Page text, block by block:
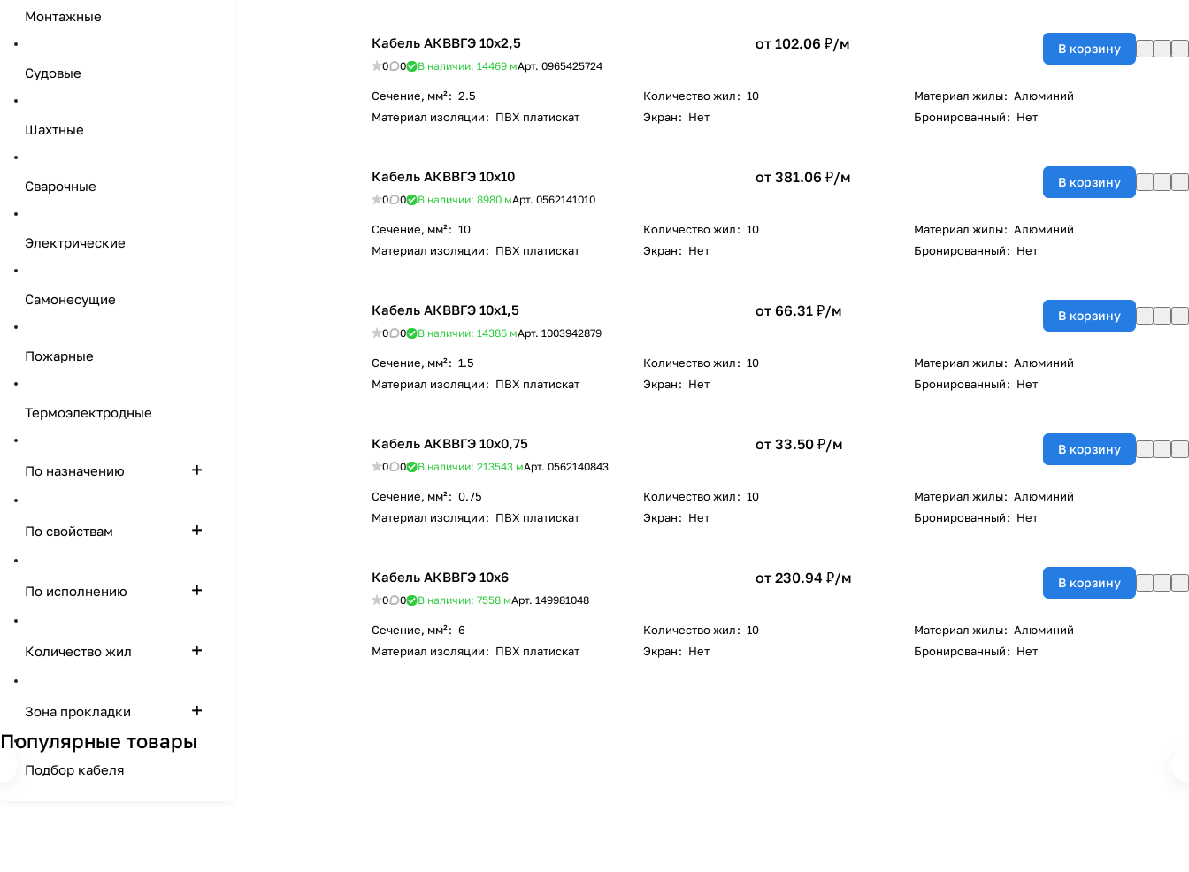
Кабель АКВВГЭ 10х2,5
0 0 В наличии: 14469 мАрт. 0965425724
от 102.06 ₽/м В корзину
Сечение, мм²: 2.5 Количество жил: 10 Материал жилы: Алюминий
Материал изоляции: ПВХ платискат Экран: Нет Бронированный: Нет
Кабель АКВВГЭ 10х10
0 0 В наличии: 8980 мАрт. 0562141010
от 381.06 ₽/м В корзину
Сечение, мм²: 10 Количество жил: 10 Материал жилы: Алюминий
Материал изоляции: ПВХ платискат Экран: Нет Бронированный: Нет
Кабель АКВВГЭ 10х1,5
0 0 В наличии: 14386 мАрт. 1003942879
от 66.31 ₽/м В корзину
Сечение, мм²: 1.5 Количество жил: 10 Материал жилы: Алюминий
Материал изоляции: ПВХ платискат Экран: Нет Бронированный: Нет
Кабель АКВВГЭ 10х0,75
0 0 В наличии: 213543 мАрт. 0562140843
от 33.50 ₽/м В корзину
Сечение, мм²: 0.75 Количество жил: 10 Материал жилы: Алюминий
Материал изоляции: ПВХ платискат Экран: Нет Бронированный: Нет
Кабель АКВВГЭ 10х6
0 0 В наличии: 7558 мАрт. 149981048
от 230.94 ₽/м В корзину
Сечение, мм²: 6 Количество жил: 10 Материал жилы: Алюминий
Материал изоляции: ПВХ платискат Экран: Нет Бронированный: Нет
Популярные товары
Монтажные
Судовые
Шахтные
Сварочные
Электрические
Самонесущие
Пожарные
Термоэлектродные
По назначению
По свойствам
По исполнению
Количество жил
Зона прокладки
Подбор кабеля